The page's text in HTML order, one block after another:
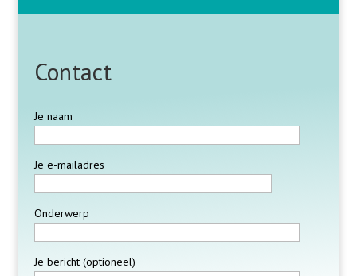
Contact
Je naam
Je e-mailadres
Onderwerp
Je bericht (optioneel)